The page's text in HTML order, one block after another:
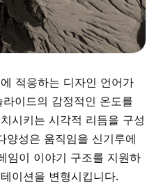
적응하는 디자인 언어가
이드의 감정적인 온도를
시키는 시각적 리듬을 구성
양성은 움직임을 신기루에
임이 이야기 구조를 지원하
이션을 변형시킵니다.